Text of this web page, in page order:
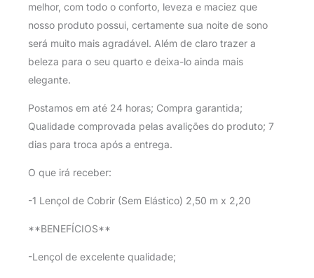
melhor, com todo o conforto, leveza e maciez que
nosso produto possui, certamente sua noite de sono
será muito mais agradável. Além de claro trazer a
beleza para o seu quarto e deixa-lo ainda mais
elegante.
Postamos em até 24 horas; Compra garantida;
Qualidade comprovada pelas avalições do produto; 7
dias para troca após a entrega.
O que irá receber:
-1 Lençol de Cobrir (Sem Elástico) 2,50 m x 2,20
**BENEFÍCIOS**
-Lençol de excelente qualidade;